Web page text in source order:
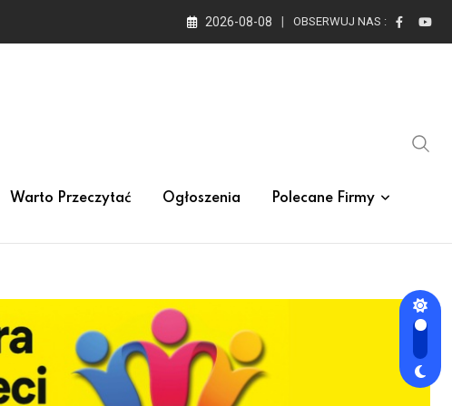
2026-08-08 OBSERWUJ NAS :
Warto Przeczytać Ogłoszenia Polecane Firmy